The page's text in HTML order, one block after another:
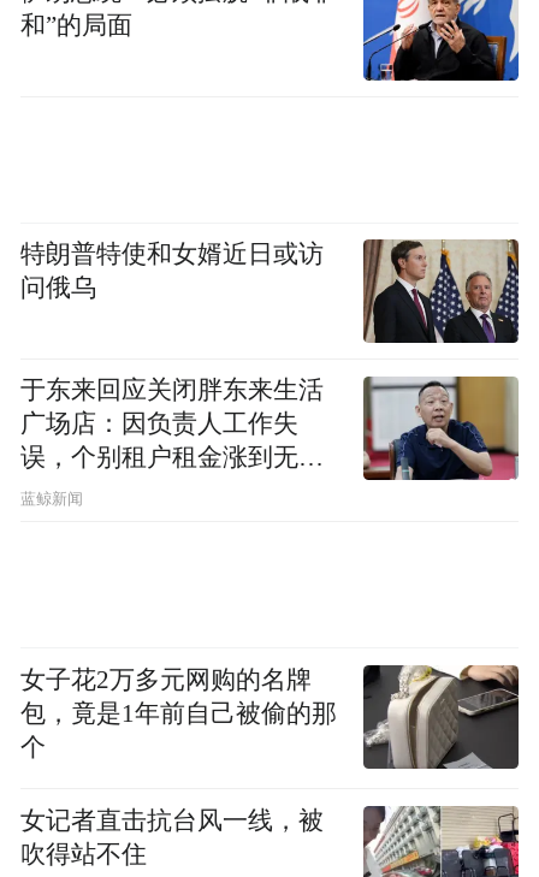
和”的局面
特朗普特使和女婿近日或访
问俄乌
于东来回应关闭胖东来生活
广场店：因负责人工作失
误，个别租户租金涨到无法
想象
蓝鲸新闻
女子花2万多元网购的名牌
包，竟是1年前自己被偷的那
个
女记者直击抗台风一线，被
吹得站不住